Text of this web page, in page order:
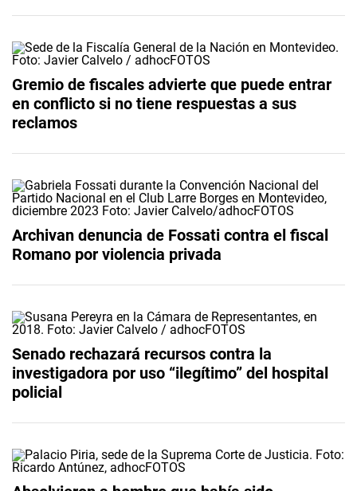
Gremio de fiscales advierte que puede entrar
en conflicto si no tiene respuestas a sus
reclamos
Archivan denuncia de Fossati contra el fiscal
Romano por violencia privada
Senado rechazará recursos contra la
investigadora por uso “ilegítimo” del hospital
policial